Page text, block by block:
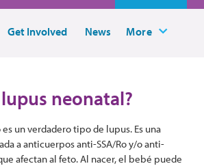
Get Involved News More
neonatal?
un verdadero tipo de lupus. Es una
a anticuerpos anti-SSA/Ro y/o anti-
afectan al feto. Al nacer, el bebé puede